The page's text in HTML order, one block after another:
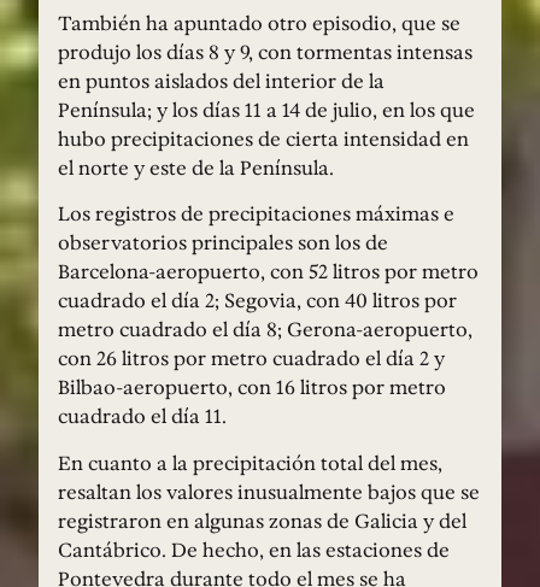
También ha apuntado otro episodio, que se
produjo los días 8 y 9, con tormentas intensas
en puntos aislados del interior de la
Península; y los días 11 a 14 de julio, en los que
hubo precipitaciones de cierta intensidad en
el norte y este de la Península.
Los registros de precipitaciones máximas e
observatorios principales son los de
Barcelona-aeropuerto, con 52 litros por metro
cuadrado el día 2; Segovia, con 40 litros por
metro cuadrado el día 8; Gerona-aeropuerto,
con 26 litros por metro cuadrado el día 2 y
Bilbao-aeropuerto, con 16 litros por metro
cuadrado el día 11.
En cuanto a la precipitación total del mes,
resaltan los valores inusualmente bajos que se
registraron en algunas zonas de Galicia y del
Cantábrico. De hecho, en las estaciones de
Pontevedra durante todo el mes se ha